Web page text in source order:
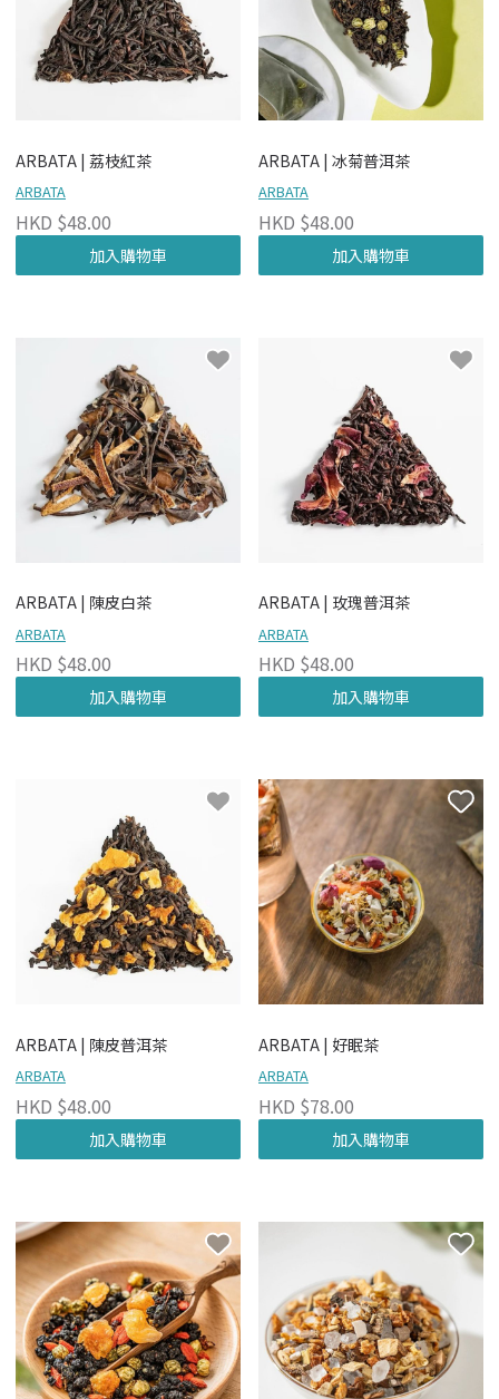
ARBATA | 荔枝紅茶
ARBATA
HKD $48.00
加入購物車
ARBATA | 冰菊普洱茶
ARBATA
HKD $48.00
加入購物車
ARBATA | 陳皮白茶
ARBATA
HKD $48.00
加入購物車
ARBATA | 玫瑰普洱茶
ARBATA
HKD $48.00
加入購物車
ARBATA | 陳皮普洱茶
ARBATA
HKD $48.00
加入購物車
ARBATA | 好眠茶
ARBATA
HKD $78.00
加入購物車